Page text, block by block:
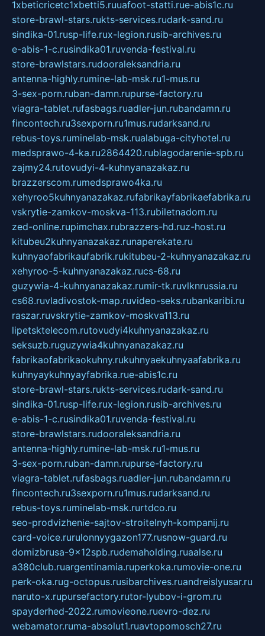
1xbeticricetc1xbetti5.ruuafoot-statti.rue-abis1c.ru
store-brawl-stars.rukts-services.rudark-sand.ru
sindika-01.rusp-life.rux-legion.rusib-archives.ru
e-abis-1-c.rusindika01.ruvenda-festival.ru
store-brawlstars.rudooraleksandria.ru
antenna-highly.rumine-lab-msk.ru1-mus.ru
3-sex-porn.ruban-damn.rupurse-factory.ru
viagra-tablet.rufasbags.ruadler-jun.rubandamn.ru
fincontech.ru3sexporn.ru1mus.rudarksand.ru
rebus-toys.ruminelab-msk.rualabuga-cityhotel.ru
medsprawo-4-ka.ru2864420.rublagodarenie-spb.ru
zajmy24.rutovudyi-4-kuhnyanazakaz.ru
brazzerscom.rumedsprawo4ka.ru
xehyroo5kuhnyanazakaz.rufabrikayfabrikaefabrika.ru
vskrytie-zamkov-moskva-113.rubiletnadom.ru
zed-online.rupimchax.rubrazzers-hd.ruz-host.ru
kitubeu2kuhnyanazakaz.runaperekate.ru
kuhnyaofabrikaufabrik.rukitubeu-2-kuhnyanazakaz.ru
xehyroo-5-kuhnyanazakaz.rucs-68.ru
guzywia-4-kuhnyanazakaz.rumir-tk.ruvlknrussia.ru
cs68.ruvladivostok-map.ruvideo-seks.rubankaribi.ru
raszar.ruvskrytie-zamkov-moskva113.ru
lipetsktelecom.rutovudyi4kuhnyanazakaz.ru
seksuzb.ruguzywia4kuhnyanazakaz.ru
fabrikaofabrikaokuhny.rukuhnyaekuhnyaafabrika.ru
kuhnyaykuhnyayfabrika.rue-abis1c.ru
store-brawl-stars.rukts-services.rudark-sand.ru
sindika-01.rusp-life.rux-legion.rusib-archives.ru
e-abis-1-c.rusindika01.ruvenda-festival.ru
store-brawlstars.rudooraleksandria.ru
antenna-highly.rumine-lab-msk.ru1-mus.ru
3-sex-porn.ruban-damn.rupurse-factory.ru
viagra-tablet.rufasbags.ruadler-jun.rubandamn.ru
fincontech.ru3sexporn.ru1mus.rudarksand.ru
rebus-toys.ruminelab-msk.rurtdco.ru
seo-prodvizhenie-sajtov-stroitelnyh-kompanij.ru
card-voice.rurulonnyygazon177.rusnow-guard.ru
domizbrusa-9x12spb.rudemaholding.ruaalse.ru
a380club.ruargentinamia.ruperkoka.rumovie-one.ru
perk-oka.rug-octopus.rusibarchives.ruandreislyusar.ru
naruto-x.rupursefactory.rutor-lyubov-i-grom.ru
spayderhed-2022.rumovieone.ruevro-dez.ru
webamator.ruma-absolut1.ruavtopomosch27.ru